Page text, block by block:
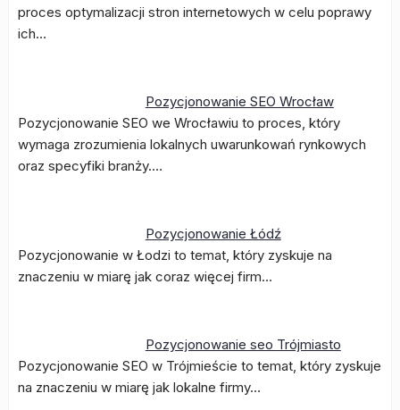
proces optymalizacji stron internetowych w celu poprawy
ich…
Pozycjonowanie SEO Wrocław
Pozycjonowanie SEO we Wrocławiu to proces, który
wymaga zrozumienia lokalnych uwarunkowań rynkowych
oraz specyfiki branży.…
Pozycjonowanie Łódź
Pozycjonowanie w Łodzi to temat, który zyskuje na
znaczeniu w miarę jak coraz więcej firm…
Pozycjonowanie seo Trójmiasto
Pozycjonowanie SEO w Trójmieście to temat, który zyskuje
na znaczeniu w miarę jak lokalne firmy…